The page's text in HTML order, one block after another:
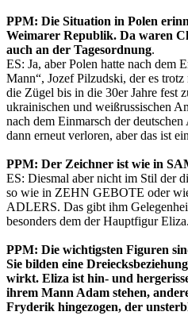
PPM: Die Situation in Polen
Weimarer Republik. Da waren
auch an der Tagesordnung.
ES: Ja, aber Polen hatte nach dem
Mann“, Jozef Pilzudski, der es
die Zügel bis in die 30er Jahre fest
ukrainischen und weißrussischen
nach dem Einmarsch der
dann erneut verloren, aber das ist
PPM: Der Zeichner ist wie in
ES: Diesmal aber nicht im Stil der
so wie in ZEHN GEBOTE oder
ADLERS. Das gibt ihm
besonders dem der Hauptfigur
PPM: Die wichtigsten Figuren
Sie bilden eine
wirkt. Eliza ist hin- und
ihrem Mann Adam stehen,
Fryderik hingezogen, der